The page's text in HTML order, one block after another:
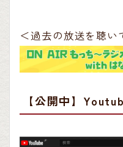
＜過去の放送を聴い
【公開中】